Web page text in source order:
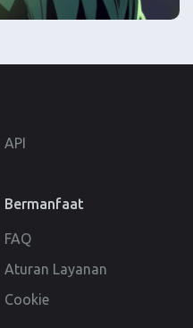
API
Bermanfaat
FAQ
Aturan Layanan
Cookie